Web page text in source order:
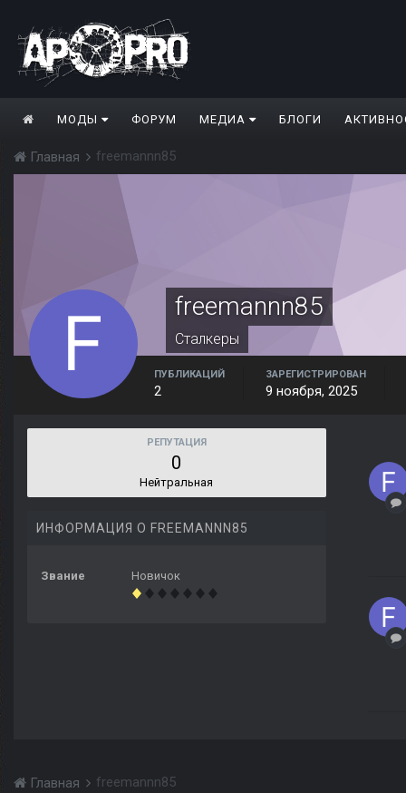
МОДЫ ФОРУМ МЕДИА БЛОГИ
Главная freemannn85
freemannn85
Сталкеры
ПУБЛИКАЦИЙ
2
ЗАРЕГИСТРИРОВАН
9 ноября, 2025
РЕПУТАЦИЯ
0
Нейтральная
ИНФОРМАЦИЯ О FREEMANNN85
Звание Новичок
Главная freemannn85